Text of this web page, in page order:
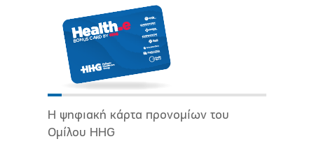
Η ψηφιακή κάρτα προνομίων του
Ομίλου HHG